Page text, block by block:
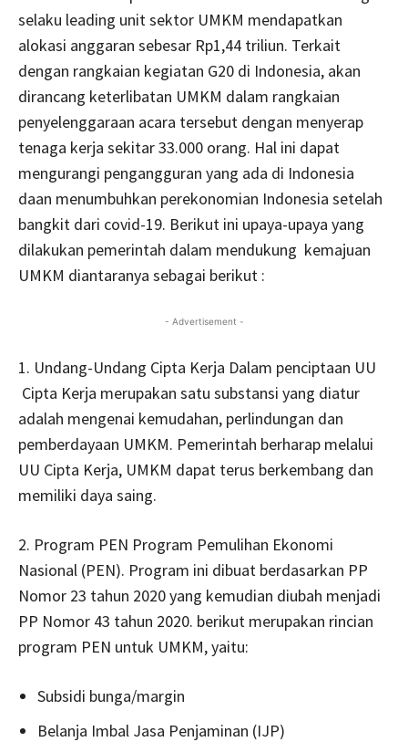
selaku leading unit sektor UMKM mendapatkan
alokasi anggaran sebesar Rp1,44 triliun. Terkait
dengan rangkaian kegiatan G20 di Indonesia, akan
dirancang keterlibatan UMKM dalam rangkaian
penyelenggaraan acara tersebut dengan menyerap
tenaga kerja sekitar 33.000 orang. Hal ini dapat
mengurangi pengangguran yang ada di Indonesia
daan menumbuhkan perekonomian Indonesia setelah
bangkit dari covid-19. Berikut ini upaya-upaya yang
dilakukan pemerintah dalam mendukung kemajuan
UMKM diantaranya sebagai berikut :
- Advertisement -
1. Undang-Undang Cipta Kerja Dalam penciptaan UU
Cipta Kerja merupakan satu substansi yang diatur
adalah mengenai kemudahan, perlindungan dan
pemberdayaan UMKM. Pemerintah berharap melalui
UU Cipta Kerja, UMKM dapat terus berkembang dan
memiliki daya saing.
2. Program PEN Program Pemulihan Ekonomi
Nasional (PEN). Program ini dibuat berdasarkan PP
Nomor 23 tahun 2020 yang kemudian diubah menjadi
PP Nomor 43 tahun 2020. berikut merupakan rincian
program PEN untuk UMKM, yaitu:
Subsidi bunga/margin
Belanja Imbal Jasa Penjaminan (IJP)